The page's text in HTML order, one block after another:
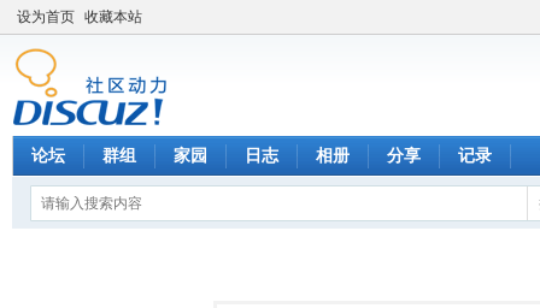
设为首页 收藏本站
论坛 群组 家园 日志 相册 分享 记录